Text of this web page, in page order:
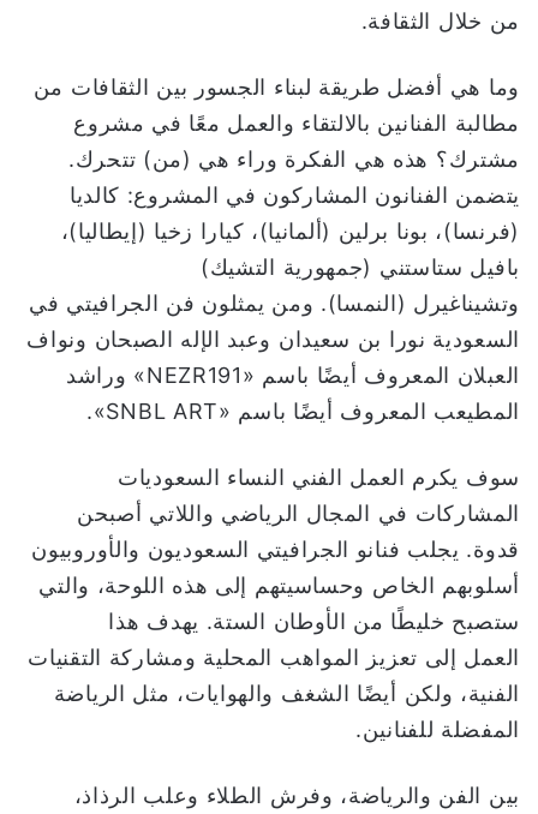
من خلال الثقافة.
وما هي أفضل طريقة لبناء الجسور بين الثقافات من
مطالبة الفنانين بالالتقاء والعمل معًا في مشروع
مشترك؟ هذه هي الفكرة وراء هي (من) تتحرك.
يتضمن الفنانون المشاركون في المشروع: كالديا
(فرنسا)، بونا برلين (ألمانيا)، كيارا زخيا (إيطاليا)،
بافيل ستاستني (جمهورية التشيك) ​​
وتشيناغيرل (النمسا). ومن يمثلون فن الجرافيتي في
السعودية نورا بن سعيدان وعبد الإله الصبحان ونواف
العبلان المعروف أيضًا باسم «NEZR191» وراشد
المطيعب المعروف أيضًا باسم «SNBL ART».
سوف يكرم العمل الفني النساء السعوديات
المشاركات في المجال الرياضي واللاتي أصبحن
قدوة. يجلب فنانو الجرافيتي السعوديون والأوروبيون
أسلوبهم الخاص وحساسيتهم إلى هذه اللوحة، والتي
ستصبح خليطًا من الأوطان الستة. يهدف هذا
العمل إلى تعزيز المواهب المحلية ومشاركة التقنيات
الفنية، ولكن أيضًا الشغف والهوايات، مثل الرياضة
المفضلة للفنانين.
بين الفن والرياضة، وفرش الطلاء وعلب الرذاذ،